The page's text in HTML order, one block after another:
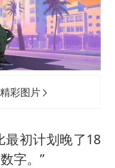
以军士兵把枪口对准中国记者
云南一男子胃中取出180颗铁钉
首次演长剧
彩图片
最初计划晚了18
字。”